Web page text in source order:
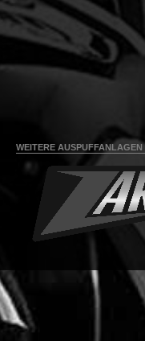
WEITERE AUSPUFFANLAGEN